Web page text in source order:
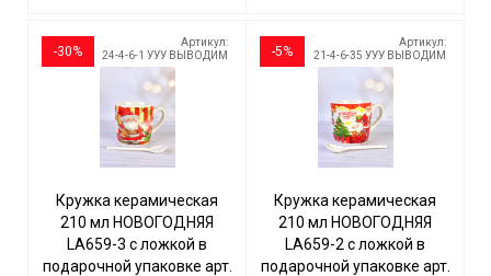
-30%
Артикул:
24-4-6-1 УУУ ВЫВОДИМ
Кружка керамическая
210 мл НОВОГОДНЯЯ
LA659-3 с ложкой в
подарочной упаковке арт.
-5%
Артикул:
21-4-6-35 УУУ ВЫВОДИМ
Кружка керамическая
210 мл НОВОГОДНЯЯ
LA659-2 с ложкой в
подарочной упаковке арт.